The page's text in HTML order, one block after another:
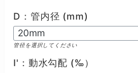
D：管内径 (mm)
管径を選択してください
I'：動水勾配 (‰）